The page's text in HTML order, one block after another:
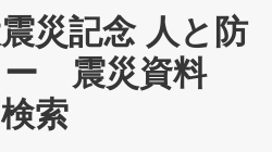
災記念 人と防
ー 震災資料
索